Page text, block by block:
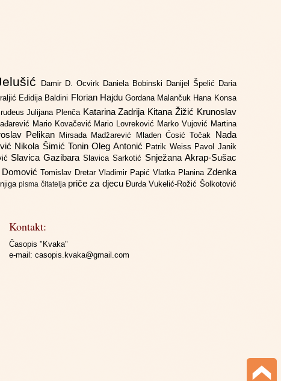
Damir D. Ocvirk Daniela Bobinski Danijel Špelić Daria
Eđidija Baldini Florian Hajdu Gordana Malančuk Hana Konsa
Julijana Plenča Katarina Zadrija Kitana Žižić Krunoslav
Mario Kovačević Mario Lovreković Marko Vujović Martina
Pelikan Mirsada Madžarević Mladen Ćosić Točak Nada
Nikola Šimić ToninOleg Antonić Patrik Weiss Pavol Janik
Slavica GazibaraSlavica Sarkotić Snježana Akrap-Sušac
DomovićTomislav Dretar Vladimir Papić Vlatka Planina Zdenka
pisma čitatelja priče za djecu Đurđa Vukelić-Rožić Šolkotović
Kontakt:
Časopis "Kvaka"
e-mail: casopis.kvaka@gmail.com